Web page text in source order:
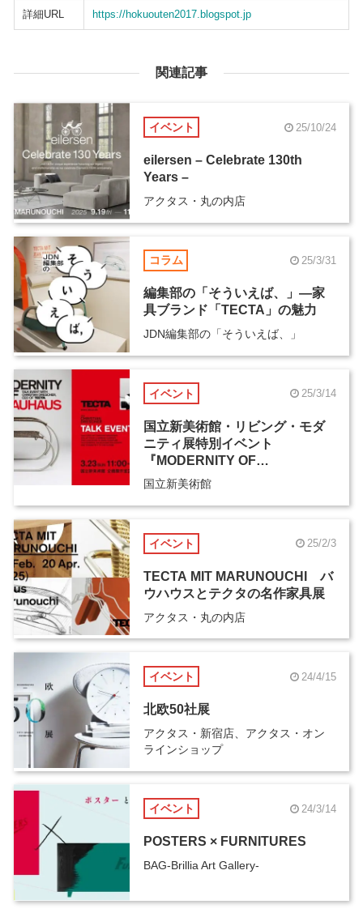
詳細URL https://hokuouten2017.blogspot.jp
関連記事
イベント 25/10/24
eilersen – Celebrate 130th
Years –
アクタス・丸の内店
コラム 25/3/31
編集部の「そういえば、」―家
具ブランド「TECTA」の魅力
JDN編集部の「そういえば、」
イベント 25/3/14
国立新美術館・リビング・モダ
ニティ展特別イベント
『MODERNITY OF
BAUHAUS』
国立新美術館
イベント 25/2/3
TECTA MIT MARUNOUCHI バ
ウハウスとテクタの名作家具展
アクタス・丸の内店
イベント 24/4/15
北欧50社展
アクタス・新宿店、アクタス・オン
ラインショップ
イベント 24/3/14
POSTERS × FURNITURES
BAG-Brillia Art Gallery-